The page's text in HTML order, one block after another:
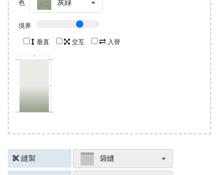
色 灰緑
境界
垂直 交互 入替
縫製 袋縫